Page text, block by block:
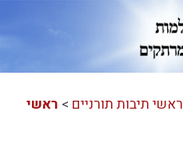
ראשי תיבות תורניים > ראשי